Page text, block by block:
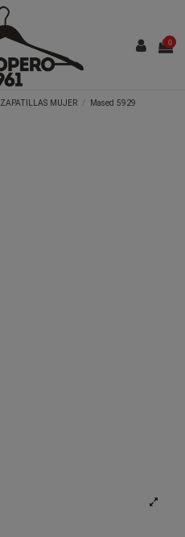
0
ZAPATILLAS MUJER Mased 5929